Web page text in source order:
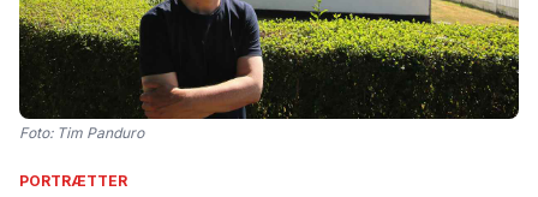
Foto: Tim Panduro
PORTRÆTTER